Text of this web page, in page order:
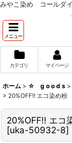
みやこ染め コールダ
メニュー
カテゴリ マイページ
ホーム > ☆ g o o d s >
> 20%OFF!! エコ染め
20%OFF!! エ
[uka-50932-8]